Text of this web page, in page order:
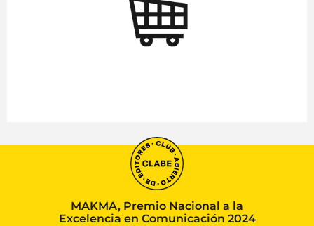
MAKMA, Premio Nacional a la
Excelencia en Comunicación 2024